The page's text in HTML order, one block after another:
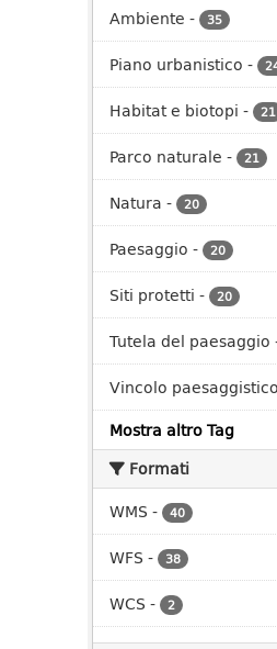
Ambiente - 35
Piano urbanistico -
Habitat e biotopi - 21
Parco naturale - 21
Natura - 20
Paesaggio - 20
Siti protetti - 20
Tutela del paesaggio
Vincolo paesaggistico
Mostra altro Tag
Formati
WMS - 40
WFS - 38
WCS - 2